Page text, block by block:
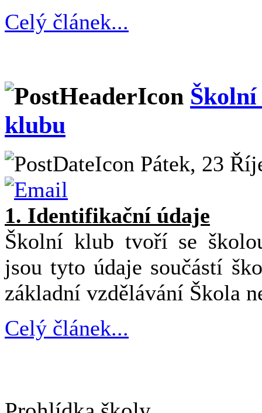
Celý článek...
klubu
Pátek, 23
1. Identifikační údaje
Školní klub tvoří se
jsou tyto údaje součástí
základní vzdělávání Škola
Celý článek...